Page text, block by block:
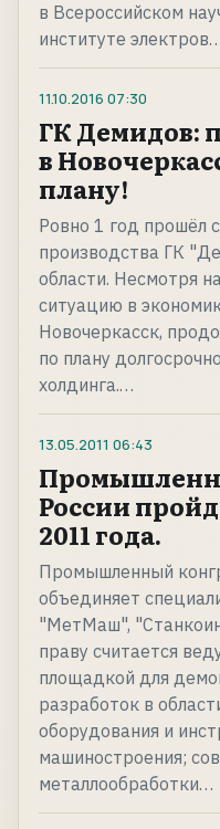
в Всероссийском
институте
11.10.2016 07:30
ГК Демидов:
в
плану!
Ровно 1 год прошёл
производства ГК
области. Несмотря
ситуацию в
Новочеркасск,
по плану
холдинга.…
13.05.2011 06:43
России
2011 года.
Промышленный
объединяет
"МетМаш",
праву считается
площадкой для
разработок в
оборудования и
машиностроения;
металлообработки…